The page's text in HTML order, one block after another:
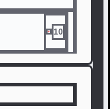
帝の絵(
カプ×)
の絵(カ
プ)
×)
10